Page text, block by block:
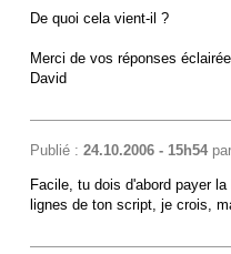
De quoi cela vient-il ?
Merci de vos réponses
David
Publié : 24.10.2006 - 15h54par
Facile, tu dois d'abord payer
lignes de ton script, je crois,